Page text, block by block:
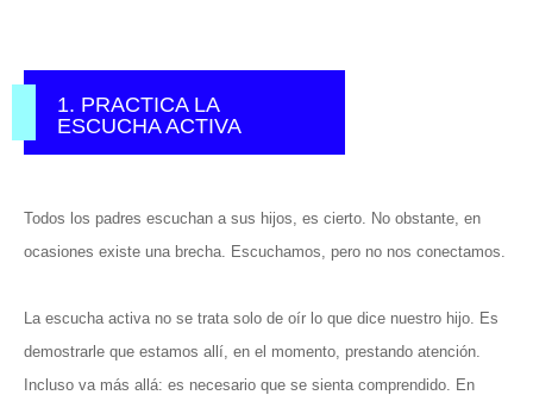
1. PRACTICA LA
ESCUCHA ACTIVA
Todos los padres escuchan a sus hijos, es cierto. No obstante, en
ocasiones existe una brecha. Escuchamos, pero no nos conectamos.
La escucha activa no se trata solo de oír lo que dice nuestro hijo. Es
demostrarle que estamos allí, en el momento, prestando atención.
Incluso va más allá: es necesario que se sienta comprendido. En